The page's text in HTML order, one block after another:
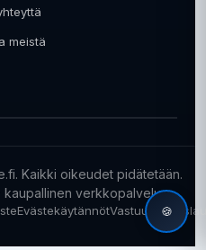
meistä
Kaikki oikeudet pidätetään.
kaupallinen verkkopalvelu.
Evästekäytännöt 🍪